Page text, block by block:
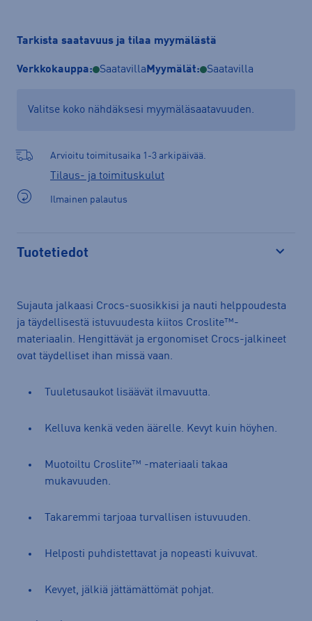
Tarkista saatavuus ja tilaa myymälästä
Verkkokauppa: Saatavilla Myymälät: Saatavilla
Valitse koko nähdäksesi myymäläsaatavuuden.
Arvioitu toimitusaika 1-3 arkipäivää.
Tilaus- ja toimituskulut
Ilmainen palautus
Tuotetiedot
Sujauta jalkaasi Crocs-suosikkisi ja nauti helppoudesta
ja täydellisestä istuvuudesta kiitos Croslite™-
materiaalin. Hengittävät ja ergonomiset Crocs-jalkineet
ovat täydelliset ihan missä vaan.
Tuuletusaukot lisäävät ilmavuutta.
Kelluva kenkä veden äärelle. Kevyt kuin höyhen.
Muotoiltu Croslite™ -materiaali takaa
mukavuuden.
Takaremmi tarjoaa turvallisen istuvuuden.
Helposti puhdistettavat ja nopeasti kuivuvat.
Kevyet, jälkiä jättämättömät pohjat.